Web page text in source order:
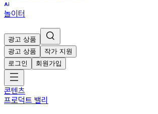
놀이터
광고 상품
광고 상품
작가 지원
로그인
회원가입
콘텐츠
프로덕트 밸리